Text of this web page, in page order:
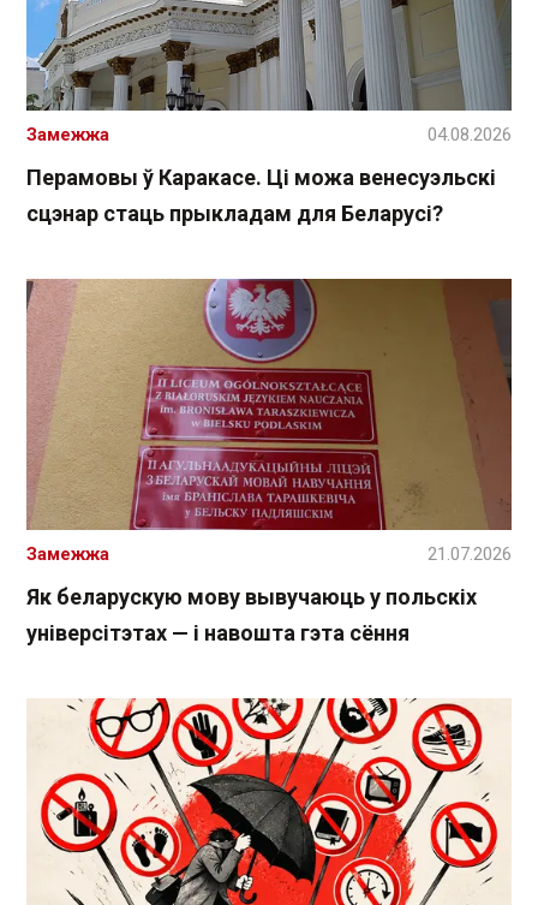
Перамовы ў Каракасе. Ці можа венесуэльскі
сцэнар стаць прыкладам для Беларусі?
Замежжа 04.08.2026
Як беларускую мову вывучаюць у польскіх
універсітэтах — і навошта гэта сёння
Замежжа 21.07.2026